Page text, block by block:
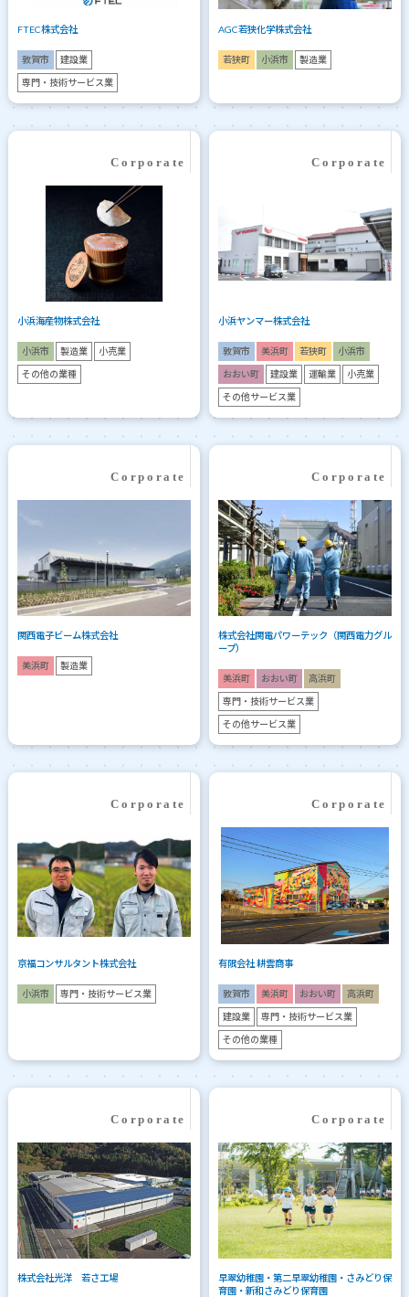
FTEC株式会社
敦賀市 建設業
専門・技術サービス業
AGC若狭化学株式会社
若狭町 小浜市 製造業
小浜海産物株式会社
小浜市 製造業 小売業
その他の業種
小浜ヤンマー株式会社
敦賀市 美浜町 若狭町 小浜市
おおい町 建設業 運輸業 小売業
その他サービス業
関西電子ビーム株式会社
美浜町 製造業
株式会社関電パワーテック（関西電力グル
ープ）
美浜町 おおい町 高浜町
専門・技術サービス業
その他サービス業
京福コンサルタント株式会社
小浜市 専門・技術サービス業
有限会社 耕雲商事
敦賀市 美浜町 おおい町 高浜町
建設業 専門・技術サービス業
その他の業種
株式会社光洋 若さ工場
早翠幼稚園・第二早翠幼稚園・さみどり保
育園・新和さみどり保育園